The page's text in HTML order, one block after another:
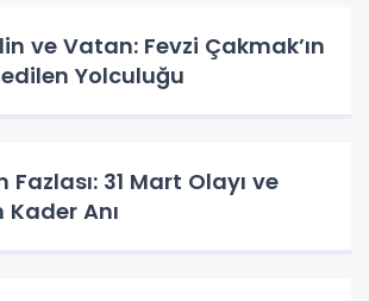
ve Vatan: Fevzi Çakmak’ın
Yolculuğu
31 Mart Olayı ve
Kader Anı